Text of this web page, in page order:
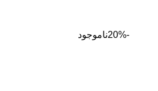
-20% ناموجود